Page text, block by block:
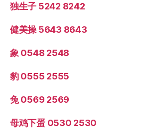
独生子 5242 8242
健美操 5643 8643
象 0548 2548
豹 0555 2555
兔 0569 2569
母鸡下蛋 0530 2530